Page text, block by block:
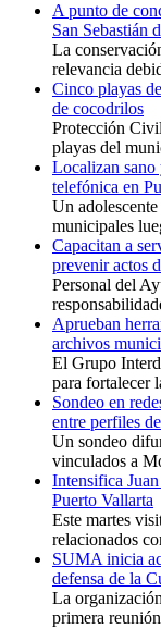
A punto de
San Sebastián
La
relevancia
Cinco playas
de cocodrilos
Protección
playas del
Localizan sano
telefónica en
Un
municipales
Capacitan a
prevenir actos
Personal del
Aprueban
archivos
El Grupo
para fortalecer
Sondeo en
entre perfiles
Un sondeo
vinculados a
Intensifica
Puerto Vallarta
Este martes
relacionados
SUMA inicia
defensa de la
La
primera